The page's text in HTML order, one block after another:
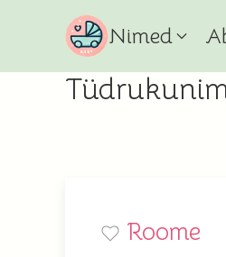
Nimed
Roome